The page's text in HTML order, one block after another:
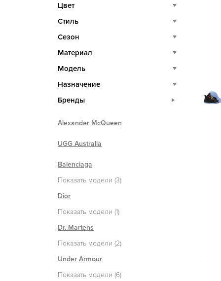
Цвет
Стиль
Сезон
Материал
Модель
Назначение
Бренды
Alexander McQueen
UGG Australia
Balenciaga
Показать модели (3)
Dior
Показать модели (1)
Dr. Martens
Показать модели (2)
Under Armour
Показать модели (6)